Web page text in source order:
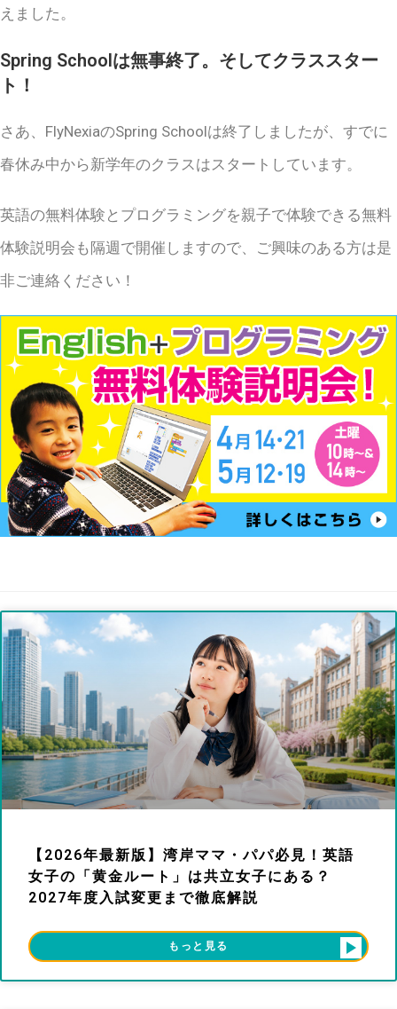
えました。
Spring Schoolは無事終了。そしてクラススター
ト！
さあ、FlyNexiaのSpring Schoolは終了しましたが、すでに
春休み中から新学年のクラスはスタートしています。
英語の無料体験とプログラミングを親子で体験できる無料
体験説明会も隔週で開催しますので、ご興味のある方は是
非ご連絡ください！
【2026年最新版】湾岸ママ・パパ必見！英語
女子の「黄金ルート」は共立女子にある？
2027年度入試変更まで徹底解説
もっと見る